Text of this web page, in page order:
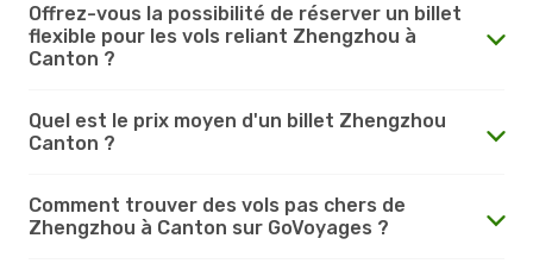
Offrez-vous la possibilité de réserver un billet
flexible pour les vols reliant Zhengzhou à
Canton ?
Quel est le prix moyen d'un billet Zhengzhou
Canton ?
Comment trouver des vols pas chers de
Zhengzhou à Canton sur GoVoyages ?